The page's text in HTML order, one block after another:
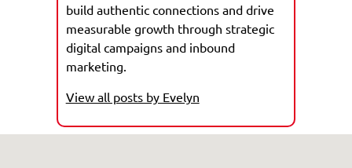
build authentic connections and drive
measurable growth through strategic
digital campaigns and inbound
marketing.
View all posts by Evelyn